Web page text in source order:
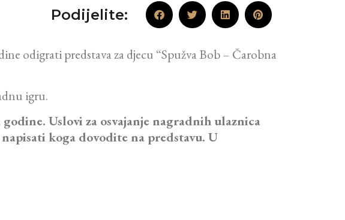
Podijelite:
odigrati predstava za djecu “Spužva Bob – Čarobna
igru.
Uslovi za osvajanje nagradnih ulaznica
koga dovodite na predstavu. U